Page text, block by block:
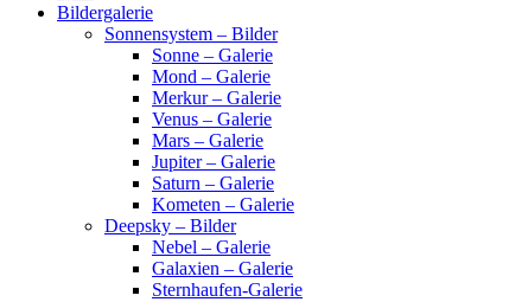
Bildergalerie
Sonnensystem – Bilder
Sonne – Galerie
Mond – Galerie
Merkur – Galerie
Venus – Galerie
Mars – Galerie
Jupiter – Galerie
Saturn – Galerie
Kometen – Galerie
Deepsky – Bilder
Nebel – Galerie
Galaxien – Galerie
Sternhaufen-Galerie